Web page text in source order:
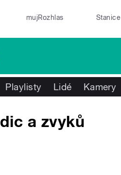
mujRozhlas Stanice
Playlisty Lidé Kamery
a zvyků